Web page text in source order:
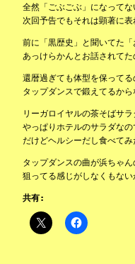
全然「ごぶごぶ」になってな
次回予告でもそれは顕著に表
前に「黒歴史」と聞いてた「
あっけらかんとお話されてた
還暦過ぎても体型を保ってる
タップダンスで鍛えてるから
リーガロイヤルの茶そばサラ
やっぱりホテルのサラダなの
だけどヘルシーだし食べてみ
タップダンスの曲が浜ちゃん
狙ってる感じがしなくもない
共有: